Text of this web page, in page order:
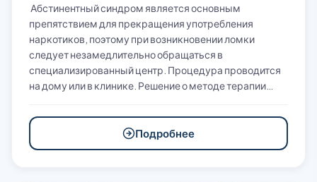
Абстинентный синдром является основным
препятствием для прекращения употребления
наркотиков, поэтому при возникновении ломки
следует незамедлительно обращаться в
специализированный центр. Процедура проводится
на дому или в клинике. Решение о методе терапии…
Подробнее